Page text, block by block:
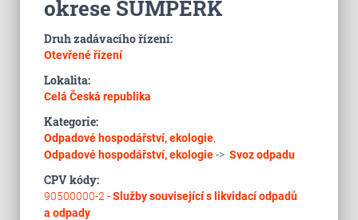
okrese ŠUMPERK
Druh zadávacího řízení:
Otevřené řízení
Lokalita:
Celá Česká republika
Kategorie:
Odpadové hospodářství, ekologie,
Odpadové hospodářství, ekologie-> Svoz odpadu
CPV kódy:
90500000-2 -Služby související s likvidací odpadů
a odpady